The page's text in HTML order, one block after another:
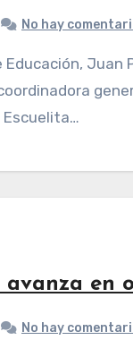
No hay
Escuelita…
avanza en
No hay